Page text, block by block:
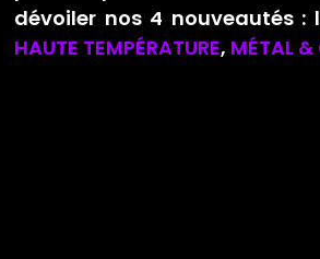
dévoiler nos 4 nouveautés :
HAUTE TEMPÉRATURE, MÉTAL &